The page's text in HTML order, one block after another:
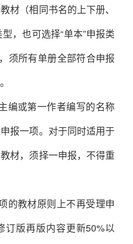
材（相同书名的上下册、
，也可选择“单本”申报类
须所有单册全部符合申报
编或第一作者编写的名称
报一项。对于同时适用于
材，须择一申报，不得重
的教材原则上不再受理申
订版再版内容更新50%以